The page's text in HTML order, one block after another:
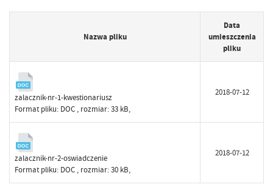
Nazwa pliku
Data
umieszczenia
pliku
zalacznik-nr-1-kwestionariusz
Format pliku: DOC , rozmiar: 33 kB,
2018-07-12
zalacznik-nr-2-oswiadczenie
Format pliku: DOC , rozmiar: 30 kB,
2018-07-12